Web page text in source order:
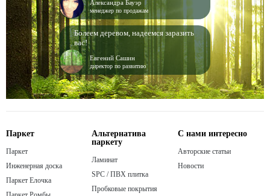
Александра Бауэр
менеджер по продажам
Болеем деревом, надеемся заразить
вас!
Евгений Сашин
директор по развитию
Паркет
Паркет
Инженерная доска
Паркет Елочка
Альтернатива
паркету
Ламинат
SPC / ПВХ плитка
Пробковые покрытия
С нами интересно
Авторские статьи
Новости